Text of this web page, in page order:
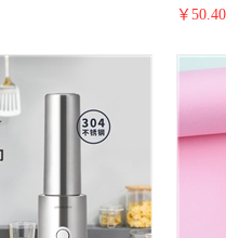
￥ 50.40